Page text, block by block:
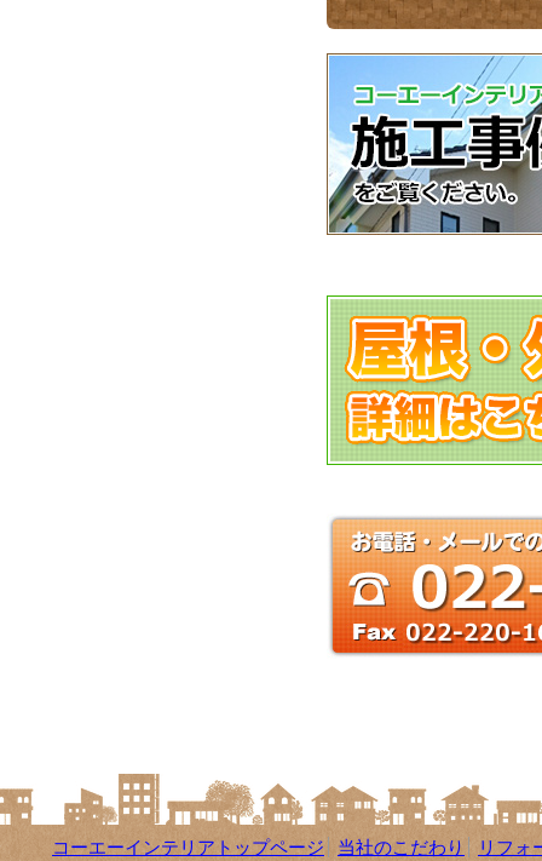
コーエーインテリアトップページ 当社のこだわり
リフォ